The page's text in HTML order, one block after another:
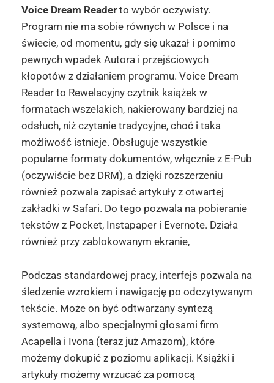
Voice Dream Readerto wybór oczywisty.
Program nie ma sobie równych w Polsce i na
świecie, od momentu, gdy się ukazał i pomimo
pewnych wpadek Autora i przejściowych
kłopotów z działaniem programu. Voice Dream
Reader to Rewelacyjny czytnik książek w
formatach wszelakich, nakierowany bardziej na
odsłuch, niż czytanie tradycyjne, choć i taka
możliwość istnieje. Obsługuje wszystkie
popularne formaty dokumentów, włącznie z E-Pub
(oczywiście bez DRM), a dzięki rozszerzeniu
również pozwala zapisać artykuły z otwartej
zakładki w Safari. Do tego pozwala na pobieranie
tekstów z Pocket, Instapaper i Evernote. Działa
również przy zablokowanym ekranie,
Podczas standardowej pracy, interfejs pozwala na
śledzenie wzrokiem i nawigację po odczytywanym
tekście. Może on być odtwarzany syntezą
systemową, albo specjalnymi głosami firm
Acapella i Ivona (teraz już Amazom), które
możemy dokupić z poziomu aplikacji. Książki i
artykuły możemy wrzucać za pomocą